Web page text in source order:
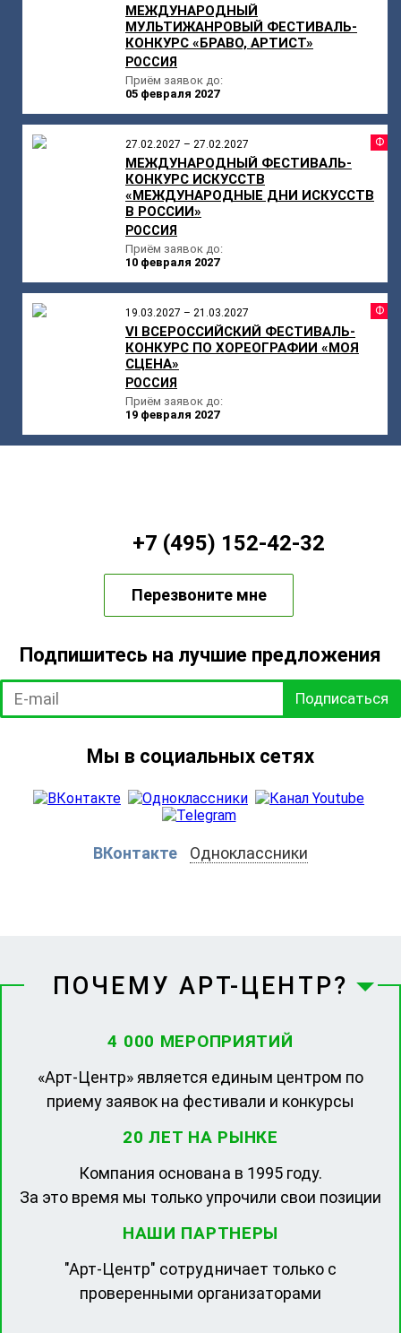
МЕЖДУНАРОДНЫЙ
МУЛЬТИЖАНРОВЫЙ ФЕСТИВАЛЬ-
КОНКУРС «БРАВО, АРТИСТ»
РОССИЯ
Приём заявок до:
05 февраля 2027
27.02.2027 – 27.02.2027
МЕЖДУНАРОДНЫЙ ФЕСТИВАЛЬ-
КОНКУРС ИСКУССТВ
«МЕЖДУНАРОДНЫЕ ДНИ ИСКУССТВ
В РОССИИ»
РОССИЯ
Приём заявок до:
10 февраля 2027
19.03.2027 – 21.03.2027
VI ВСЕРОССИЙСКИЙ ФЕСТИВАЛЬ-
КОНКУРС ПО ХОРЕОГРАФИИ «МОЯ
СЦЕНА»
РОССИЯ
Приём заявок до:
19 февраля 2027
+7 (495) 152-42-32
Перезвоните мне
Подпишитесь на лучшие предложения
Подписаться
Мы в социальных сетях
ВКонтакте Одноклассники
ПОЧЕМУ АРТ-ЦЕНТР?
4 000 МЕРОПРИЯТИЙ
«Арт-Центр» является единым центром по
приему заявок на фестивали и конкурсы
20 ЛЕТ НА РЫНКЕ
Компания основана в 1995 году.
За это время мы только упрочили свои позиции
НАШИ ПАРТНЕРЫ
"Арт-Центр" сотрудничает только с
проверенными организаторами